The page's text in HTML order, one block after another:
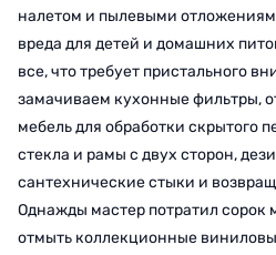
налетом и пылевыми
вреда для детей и домашних
все, что требует пристального
замачиваем кухонные фильтры,
мебель для обработки скрытого
стекла и рамы с двух сторон,
сантехнические стыки и
Однажды мастер потратил сорок
отмыть коллекционные